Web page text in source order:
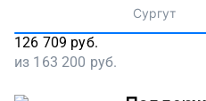
Сургут
126 709 руб.
из 163 200 руб.